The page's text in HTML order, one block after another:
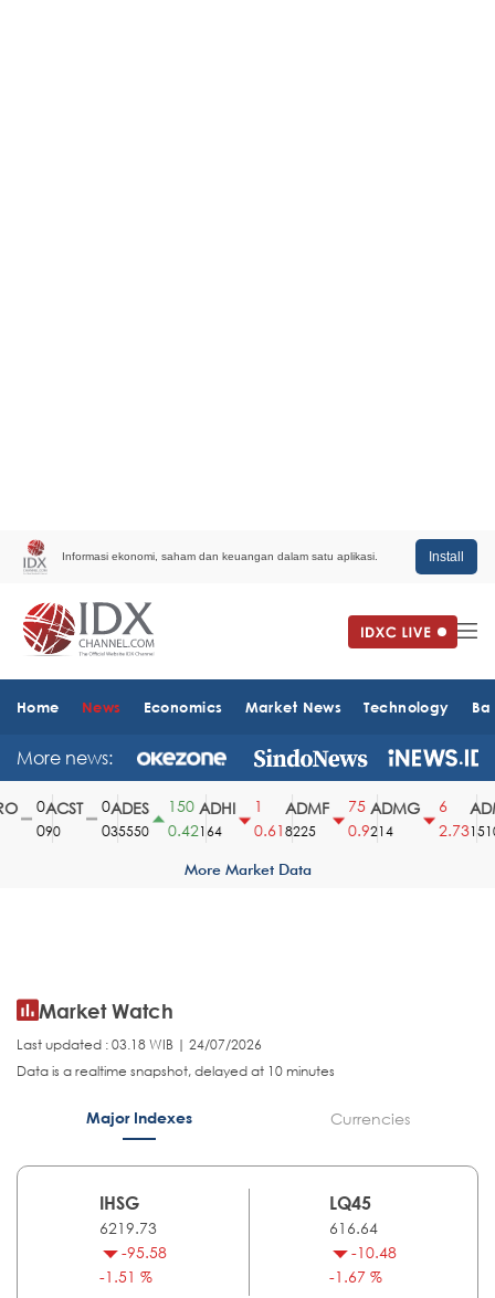
Informasi ekonomi, saham dan keuangan dalam satu aplikasi. Install
Home News Economics Market News Technology
More news:
ACST
90
ADES
35550
150
0.42
ADHI
164
0.61
ADMF
8225
0.9
ADMG
214
2.731510
More Market Data
Market Watch
Last updated : 03.18 WIB | 24/07/2026
Data is a realtime snapshot, delayed at 10 minutes
Major Indexes Currencies
IHSG
6219.73
-95.58
-1.51 %
LQ45
616.64
-10.48
-1.67 %